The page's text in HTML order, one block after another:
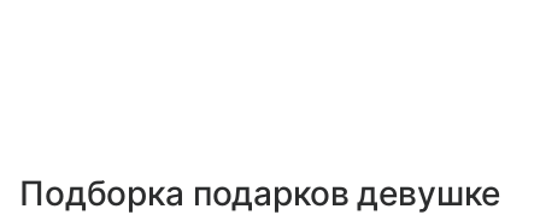
Подборка подарков девушке